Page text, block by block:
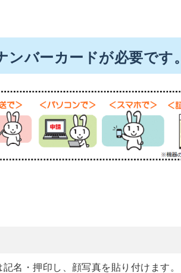
バーカードが必要です。
名・押印し、顔写真を貼り付けます。